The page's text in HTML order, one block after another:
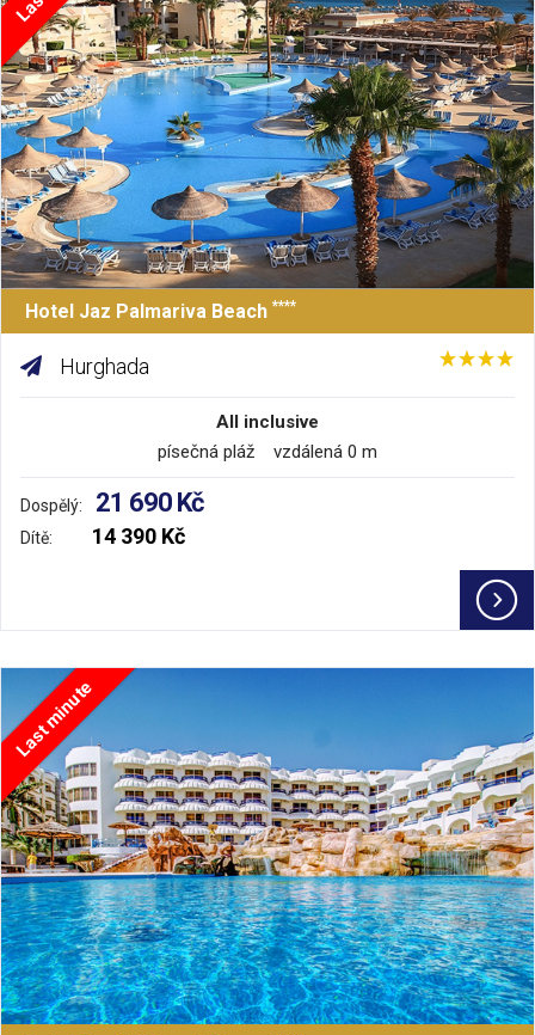
Hotel Jaz Palmariva Beach ****
Hurghada
All inclusive
písečná pláž vzdálená 0 m
Dospělý: 21 690 Kč
Dítě: 14 390 Kč
Last minute